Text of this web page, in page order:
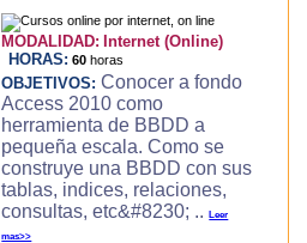
MODALIDAD: Internet (Online)
HORAS: 60 horas
OBJETIVOS: Conocer a fondo
Access 2010 como
herramienta de BBDD a
pequeña escala. Como se
construye una BBDD con sus
tablas, indices, relaciones,
consultas, etc&#8230; ..Leer
mas>>